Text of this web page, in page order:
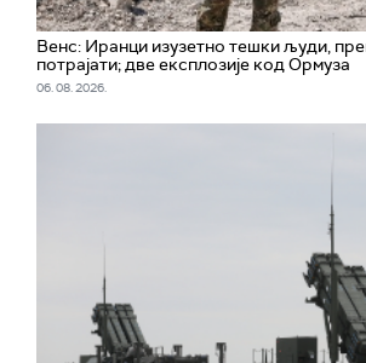
Венс: Иранци изузетно тешки људи,
потрајати; две експлозије код Ормуза
06. 08. 2026.